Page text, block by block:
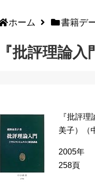
ホーム 書籍デ
『批評理論
『批評
美子）（
2005年
258頁